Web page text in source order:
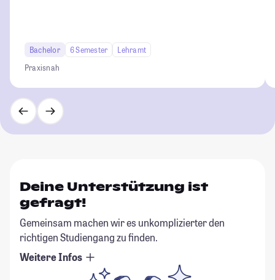
Bachelor 6 Semester
Lehramt
Praxisnah
Deine Unterstützung ist
gefragt!
Gemeinsam machen wir es unkomplizierter den
richtigen Studiengang zu finden.
Weitere Infos